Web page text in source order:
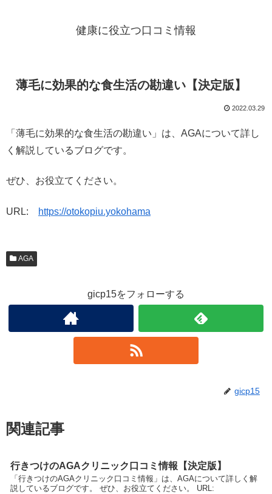
健康に役立つ口コミ情報
薄毛に効果的な食生活の勘違い【決定版】
2022.03.29
「薄毛に効果的な食生活の勘違い」は、AGAについて詳し
く解説しているブログです。
ぜひ、お役立てください。
URL: https://otokopiu.yokohama
AGA
gicp15をフォローする
gicp15
関連記事
行きつけのAGAクリニック口コミ情報【決定版】
「行きつけのAGAクリニック口コミ情報」は、AGAについて詳しく解
説しているブログです。 ぜひ、お役立てください。 URL: